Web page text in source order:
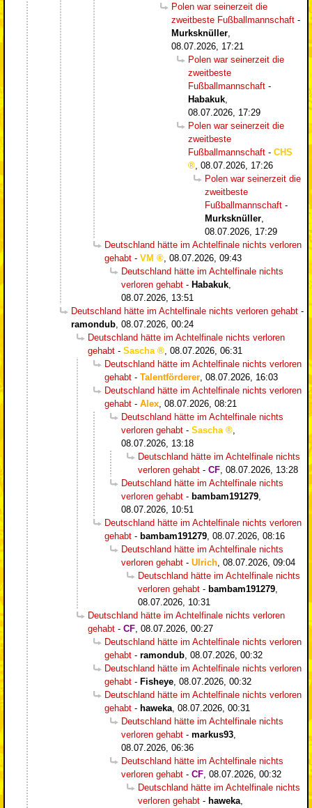
Polen war seinerzeit die
zweitbeste Fußballmannschaft -
Murksknüller
08.07.2026, 17:21
Polen war seinerzeit die
zweitbeste
Fußballmannschaft -
Habakuk
08.07.2026, 17:29
Polen war seinerzeit die
zweitbeste
Fußballmannschaft - CHS
08.07.2026, 17:26
Polen war seinerzeit die
zweitbeste
Fußballmannschaft -
Murksknüller
08.07.2026, 17:29
Deutschland hätte im Achtelfinale nichts verloren
gehabt - VM
08.07.2026, 09:43
Deutschland hätte im Achtelfinale nichts
verloren gehabt - Habakuk
08.07.2026, 13:51
Deutschland hätte im Achtelfinale nichts verloren gehabt -
ramondub 08.07.2026, 00:24
Deutschland hätte im Achtelfinale nichts verloren
gehabt - Sascha
08.07.2026, 06:31
Deutschland hätte im Achtelfinale nichts verloren
gehabt - Talentförderer 08.07.2026, 16:03
Deutschland hätte im Achtelfinale nichts verloren
gehabt - Alex 08.07.2026, 08:21
Deutschland hätte im Achtelfinale nichts
verloren gehabt - Sascha
08.07.2026, 13:18
Deutschland hätte im Achtelfinale nichts
verloren gehabt - CF 08.07.2026, 13:28
Deutschland hätte im Achtelfinale nichts
verloren gehabt - bambam191279
08.07.2026, 10:51
Deutschland hätte im Achtelfinale nichts verloren
gehabt - bambam191279 08.07.2026, 08:16
Deutschland hätte im Achtelfinale nichts
verloren gehabt - Ulrich 08.07.2026, 09:04
Deutschland hätte im Achtelfinale nichts
verloren gehabt - bambam191279
08.07.2026, 10:31
Deutschland hätte im Achtelfinale nichts verloren
gehabt - CF 08.07.2026, 00:27
Deutschland hätte im Achtelfinale nichts verloren
gehabt - ramondub 08.07.2026, 00:32
Deutschland hätte im Achtelfinale nichts verloren
gehabt - Fisheye 08.07.2026, 00:32
Deutschland hätte im Achtelfinale nichts verloren
gehabt - haweka 08.07.2026, 00:31
Deutschland hätte im Achtelfinale nichts
verloren gehabt - markus93
08.07.2026, 06:36
Deutschland hätte im Achtelfinale nichts
verloren gehabt - CF 08.07.2026, 00:32
Deutschland hätte im Achtelfinale nichts
verloren gehabt - haweka